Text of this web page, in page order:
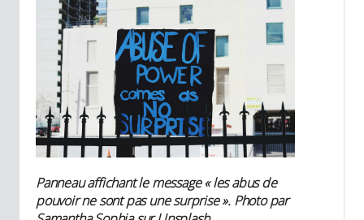
Panneau affichant le message « les abus de
pouvoir ne sont pas une surprise ». Photo par